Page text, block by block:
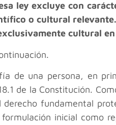
ley excluye con
o cultural
cultural
de una persona, en
de la Constitución.
fundamental
inicial como